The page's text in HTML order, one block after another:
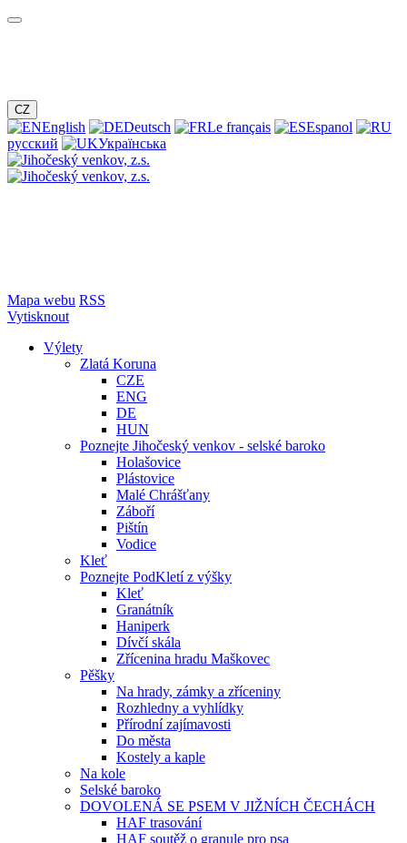
CZ
English Deutsch Le français
Espanol
русский
Українська
Mapa webu RSS
Vytisknout
Výlety
Zlatá Koruna
CZE
ENG
DE
HUN
Poznejte Jihočeský venkov - selské baroko
Holašovice
Plástovice
Malé Chrášťany
Záboří
Pištín
Vodice
Kleť
Poznejte PodKletí z výšky
Kleť
Granátník
Haniperk
Dívčí skála
Zřícenina hradu Maškovec
Pěšky
Na hrady, zámky a zříceniny
Rozhledny a vyhlídky
Přírodní zajímavosti
Do města
Kostely a kaple
Na kole
Selské baroko
DOVOLENÁ SE PSEM V JIŽNÍCH ČECHÁCH
HAF trasování
HAF soutěž o granule pro psa